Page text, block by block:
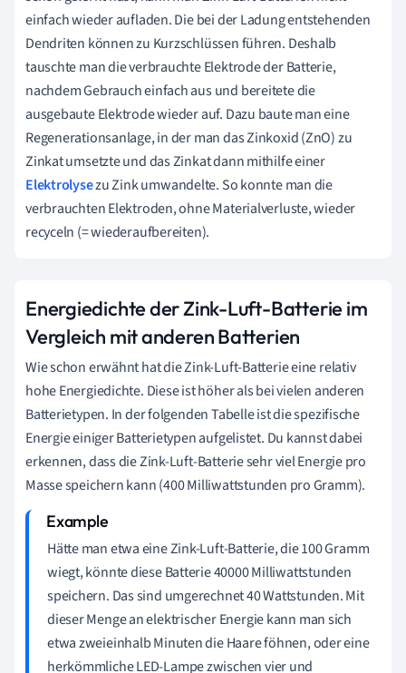
einfach wieder aufladen. Die bei der Ladung entstehenden
Dendriten können zu Kurzschlüssen führen. Deshalb
tauschte man die verbrauchte Elektrode der Batterie,
nachdem Gebrauch einfach aus und bereitete die
ausgebaute Elektrode wieder auf. Dazu baute man eine
Regenerationsanlage, in der man das Zinkoxid (ZnO) zu
Zinkat umsetzte und das Zinkat dann mithilfe einer
Elektrolysezu Zink umwandelte. So konnte man die
verbrauchten Elektroden, ohne Materialverluste, wieder
recyceln (= wiederaufbereiten).
Energiedichte der Zink-Luft-Batterie im
Vergleich mit anderen Batterien
Wie schon erwähnt hat die Zink-Luft-Batterie eine relativ
hohe Energiedichte. Diese ist höher als bei vielen anderen
Batterietypen. In der folgenden Tabelle ist die spezifische
Energie einiger Batterietypen aufgelistet. Du kannst dabei
erkennen, dass die Zink-Luft-Batterie sehr viel Energie pro
Masse speichern kann (400 Milliwattstunden pro Gramm).
Hätte man etwa eine Zink-Luft-Batterie, die 100 Gramm
wiegt, könnte diese Batterie 40000 Milliwattstunden
speichern. Das sind umgerechnet 40 Wattstunden. Mit
dieser Menge an elektrischer Energie kann man sich
etwa zweieinhalb Minuten die Haare föhnen, oder eine
herkömmliche LED-Lampe zwischen vier und